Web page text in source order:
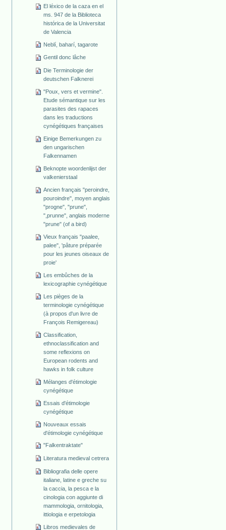
El léxico de la caza en el
ms. 947 de la Biblioteca
histórica de la Universitat
de Valencia
Neblí, baharí, tagarote
Gentil donc lâche
Die Terminologie der
deutschen Falknerei
"Poux, vers et vermine".
Etude sémantique sur les
parasites des rapaces
dans les traductions
cynégétiques françaises
Einige Bemerkungen zu
den ungarischen
Falkennamen
Beknopte woordenlijst der
valkenierstaal
Ancien français "peroindre,
pouroindre", moyen anglais
"progne", "prune",
",prunne", anglais moderne
"prune" (of a bird)
Vieux français "paalee,
palee", 'pâture préparée
pour les jeunes oiseaux de
proie'
Les embûches de la
lexicographie cynégétique
Les pièges de la
terminologie cynégétique
(à propos d'un livre de
François Remigereau)
Classification,
ethnoclassification and
some reflexions on
European rodents and
hawks in folk culture
Mélanges d'étimologie
cynégétique
Essais d'étimologie
cynégétique
Nouveaux essais
d'étimologie cynégétique
"Falkentraktate"
Literatura medieval cetrera
Bibliografia delle opere
italiane, latine e greche su
la caccia, la pesca e la
cinologia con aggiunte di
mammologia, ornitologia,
ittiologia e erpetologia
Libros medievales de